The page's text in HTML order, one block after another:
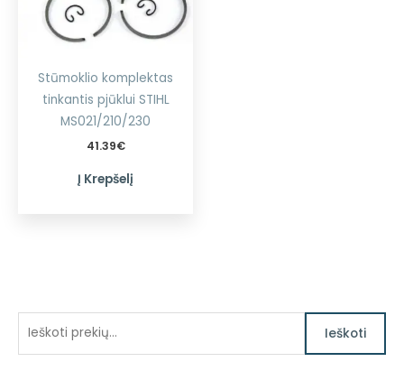
Ieškoti
Stūmoklio komplektas
tinkantis pjūklui STIHL
MS021/210/230
41.39€
Į Krepšelį